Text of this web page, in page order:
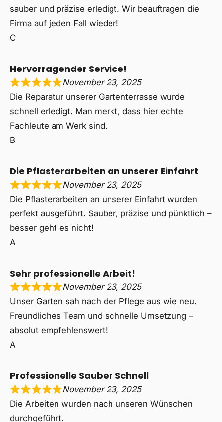
sauber und präzise erledigt. Wir beauftragen die
Firma auf jeden Fall wieder!
C
Hervorragender Service!
November 23, 2025
Die Reparatur unserer Gartenterrasse wurde
schnell erledigt. Man merkt, dass hier echte
Fachleute am Werk sind.
B
Die Pflasterarbeiten an unserer Einfahrt
November 23, 2025
Die Pflasterarbeiten an unserer Einfahrt wurden
perfekt ausgeführt. Sauber, präzise und pünktlich –
besser geht es nicht!
A
Sehr professionelle Arbeit!
November 23, 2025
Unser Garten sah nach der Pflege aus wie neu.
Freundliches Team und schnelle Umsetzung –
absolut empfehlenswert!
A
Professionelle Sauber Schnell
November 23, 2025
Die Arbeiten wurden nach unseren Wünschen
durchgeführt.